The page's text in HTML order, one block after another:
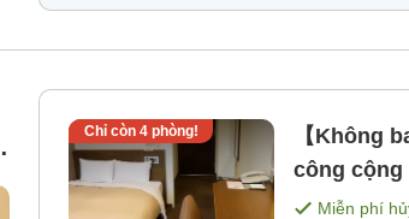
Chỉ còn 4phòng!
【Không
công cộng
bao gồm
Miễn phí